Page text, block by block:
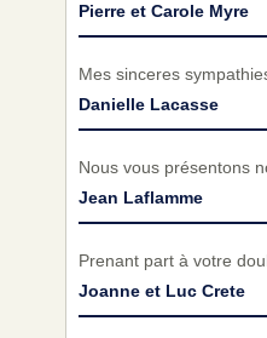
Pierre et Carole Myre
Mes sinceres
Danielle Lacasse
Nous vous présentons
Jean Laflamme
Prenant part à votre
Joanne et Luc Crete